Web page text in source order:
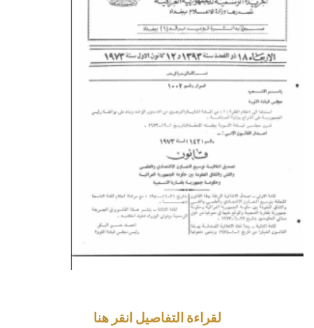
لقراءة التفاصيل انقر هنا